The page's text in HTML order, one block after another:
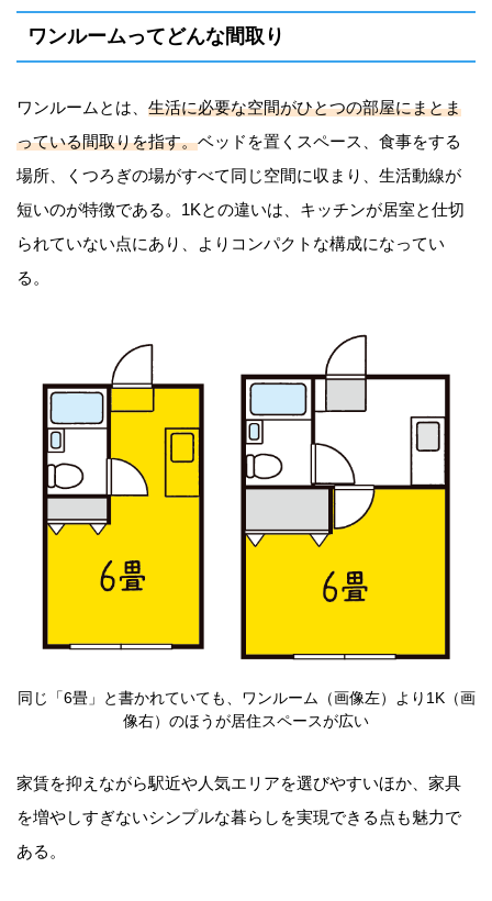
ワンルームってどんな間取り
ワンルームとは、 生活に必要な空間がひとつの部屋にまとま
っている間取りを指す。ベッドを置くスペース、食事をする
場所、くつろぎの場がすべて同じ空間に収まり、生活動線が
短いのが特徴である。1Kとの違いは、キッチンが居室と仕切
られていない点にあり、よりコンパクトな構成になってい
る。
同じ「6畳」と書かれていても、ワンルーム（画像左）より1K（画
像右）のほうが居住スペースが広い
家賃を抑えながら駅近や人気エリアを選びやすいほか、家具
を増やしすぎないシンプルな暮らしを実現できる点も魅力で
ある。